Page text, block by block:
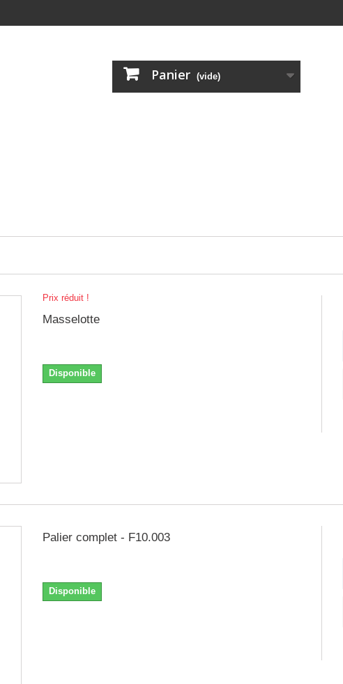
Panier (vide)
Prix réduit !
Masselotte
Disponible
Palier complet - F10.003
Disponible